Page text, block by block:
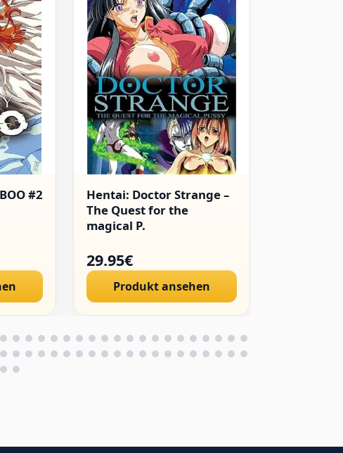
#2
Hentai: Doctor Strange –
The Quest for the
magical P.
29.95€
Produkt ansehen